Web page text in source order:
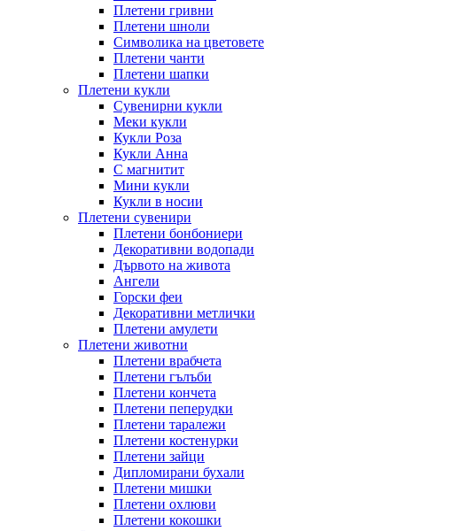
Плетени гривни
Плетени шноли
Символика на цветовете
Плетени чанти
Плетени шапки
Плетени кукли
Сувенирни кукли
Меки кукли
Кукли Роза
Кукли Анна
С магнитит
Мини кукли
Кукли в носии
Плетени сувенири
Плетени бонбониери
Декоративни водопади
Дървото на живота
Ангели
Горски феи
Декоративни метлички
Плетени амулети
Плетени животни
Плетени врабчета
Плетени гълъби
Плетени кончета
Плетени пеперудки
Плетени таралежи
Плетени костенурки
Плетени зайци
Дипломирани бухали
Плетени мишки
Плетени охлюви
Плетени кокошки